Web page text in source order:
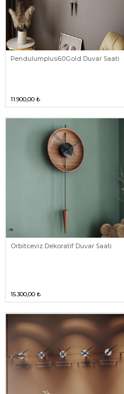
Pendulumplus60Gold Duvar Saati
11.900,00 ₺
Orbitceviz Dekoratif Duvar Saati
15.300,00 ₺